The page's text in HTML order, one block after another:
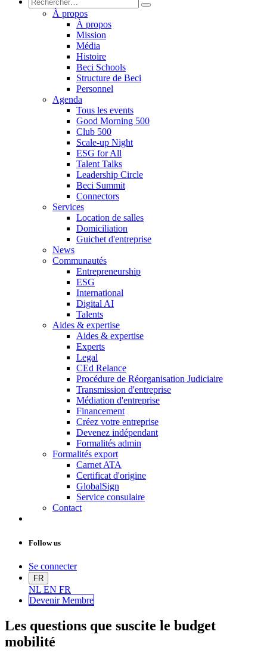
À propos
À propos
Mission
Média
Histoire
Beci Schools
Structure de Beci
Personnel
Agenda
Tous les events
Good Morning 500
Club 500
Scale-up Night
ESG for All
Talent Talks
Leadership Circle
Beci Summit
Connectors
Services
Location de salles
Domiciliation
Guichet d'entreprise
News
Communautés
Entrepreneurship
ESG
International
Digital AI
Talents
Aides & expertise
Aides & expertise
Experts
Legal
CEd Relance
Procédure de Réorganisation Judiciaire
Transmission d'entreprise
Médiation d'entreprise
Financement
Créez votre entreprise
Devenez indépendant
Formalités admin
Formalités export
Carnet ATA
Certificat d'origine
GlobalSign
Service consulaire
Contact
Follow us
Se connecter
FR
NL EN FR
Devenir Membre
Les questions que suscite le budget
mobilité